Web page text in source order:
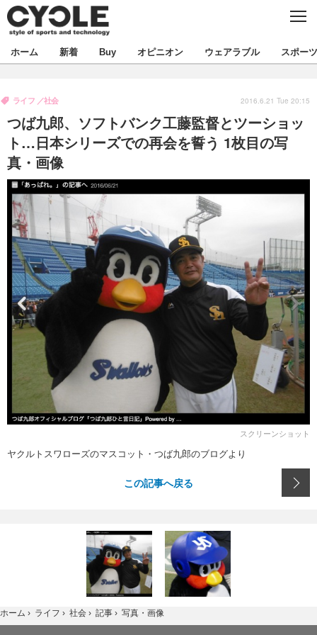
C
S
E
製品/用品
衣類
飲食
バックナンバー
インプレ
ボイス
デバイス
ビジネス
国内
スポーツ
選手
写真
動画
イベント
試乗会
スポーツ
ツアー
エンタメ
芸能
話題
ファッション
デザイン
写真
ライフ
社会
政治
ハウツー
ホーム 新着 Buy オピニオン ウェアラブル スポーツ
つば九郎、ソフトバンク工藤監督とツーショッ
ト…日本シリーズでの再会を誓う 1枚目の写
真・画像
ライフ 社会 2016.6.21 Tue 20:15
スクリーンショット
ヤクルトスワローズのマスコット・つば九郎のブログより
この記事へ戻る
ホーム › ライフ › 社会 › 記事 › 写真・画像